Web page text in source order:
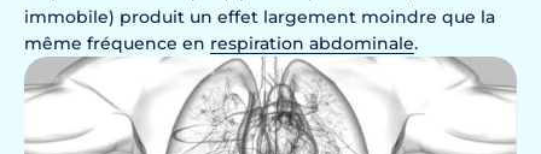
immobile) produit un effet largement moindre que la
même fréquence en respiration abdominale.